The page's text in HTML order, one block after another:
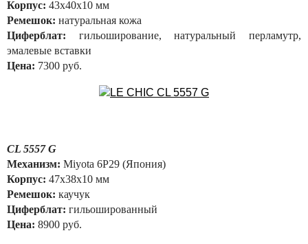
Корпус: 43х40х10 мм
Ремешок: натуральная кожа
Циферблат: гильоширование, натуральный перламутр,
эмалевые вставки
Цена: 7300 руб.
CL 5557 G
Механизм: Miyota 6P29 (Япония)
Корпус: 47х38х10 мм
Ремешок: каучук
Циферблат: гильошированный
Цена: 8900 руб.